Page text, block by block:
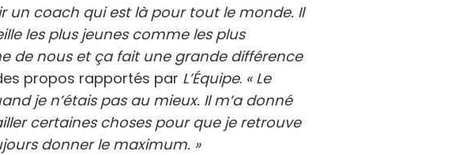
un coach qui est là pour tout le monde. Il
les plus jeunes comme les plus
de nous et ça fait une grande différence
propos rapportés par L’Équipe. « Le
je n’étais pas au mieux. Il m’a donné
certaines choses pour que je retrouve
donner le maximum. »